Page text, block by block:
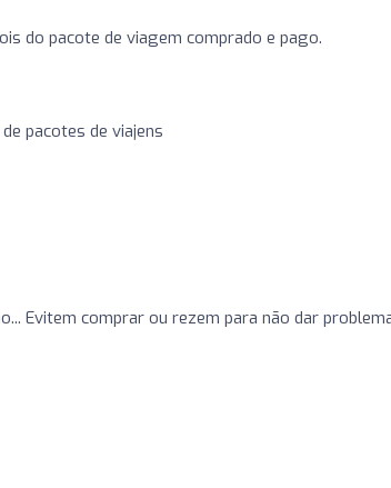
do pacote de viagem comprado e pago.
pacotes de viajens
Evitem comprar ou rezem para não dar